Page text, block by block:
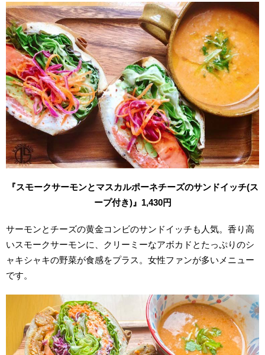
『スモークサーモンとマスカルポーネチーズのサンドイッチ(ス
ープ付き)』1,430円
サーモンとチーズの黄金コンビのサンドイッチも人気。香り高
いスモークサーモンに、クリーミーなアボカドとたっぷりのシ
ャキシャキの野菜が食感をプラス。女性ファンが多いメニュー
です。